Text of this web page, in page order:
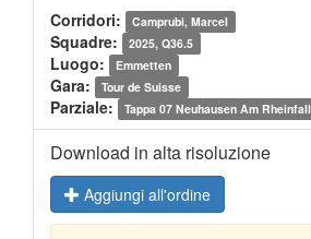
Corridori: Camprubi, Marcel
Squadre: 2025, Q36.5
Luogo: Emmetten
Gara: Tour de Suisse
Parziale: Tappa 07 Neuhausen Am
Download in alta risoluzione
Aggiungi all'ordine